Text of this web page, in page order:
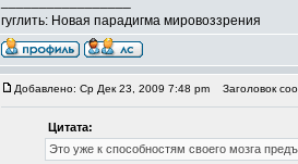
гуглить: Новая парадигма мировоззрения
Добавлено: Ср Дек 23, 2009 7:48 pm Заголовок
Цитата:
Это уже к способностям своего мозга